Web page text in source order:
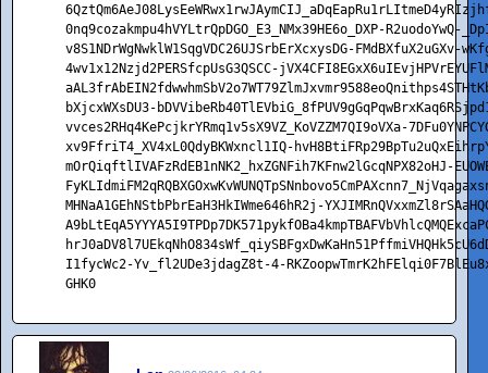
0nq9cozakmpu4hVYLtrQpDGO_E3_NMx39HE6o_DXP-R2uodoYwQ-
v8S1NDrWgNwklW1SqgVDC26UJSrbErXcxysDG-FMdBXfuX2uGXv-
4wv1x12Nzjd2PERSfcpUsG3QSCC-
bXjcxWXsDU3-
vvces2RHq4KePcjkrYRmq1v5sX9VZ_KoVZZM7QI9oVXa-
xv9FfriT4_XV4xL0QdyBKWxncl1IQ-
mOrQiqftlIVAFzRdEB1nNK2_hxZGNFih7KFnw2lGcqNPX82oHJ-
MHNaA1GEhNStbPbrEaH3HkIWme646hR2j-
I1fycWc2-Yv_fl2UDe3jdagZ8t-4-
    GHK0